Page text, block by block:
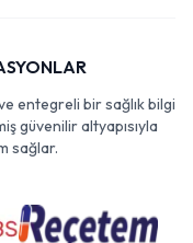
entegreli bir sağlık bilgi
güvenilir altyapısıyla
sağlar.